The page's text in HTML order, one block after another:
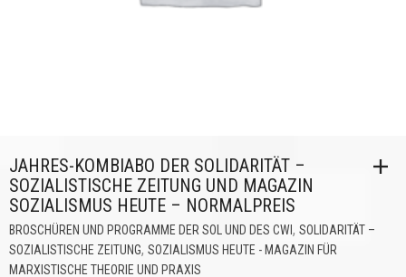
JAHRES-KOMBIABO DER SOLIDARITÄT –
SOZIALISTISCHE ZEITUNG UND MAGAZIN
SOZIALISMUS HEUTE – NORMALPREIS
BROSCHÜREN UND PROGRAMME DER SOL UND DES CWI, SOLIDARITÄT –
SOZIALISTISCHE ZEITUNG, SOZIALISMUS HEUTE - MAGAZIN FÜR
MARXISTISCHE THEORIE UND PRAXIS